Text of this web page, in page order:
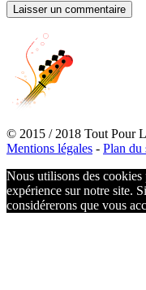
© 2015 / 2018 Tout Pour
Mentions légales - Plan du
Nous utilisons des
expérience sur notre site.
considérerons que vous